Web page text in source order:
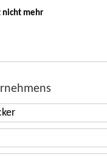
mehr